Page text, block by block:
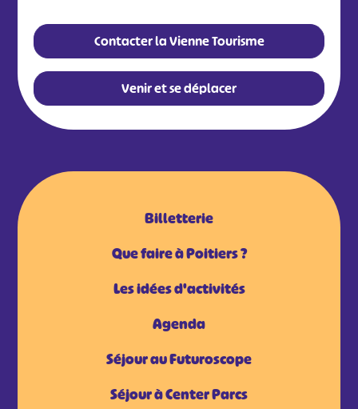
Contacter la Vienne Tourisme
Venir et se déplacer
Billetterie
Que faire à Poitiers ?
Les idées d'activités
Agenda
Séjour au Futuroscope
Séjour à Center Parcs